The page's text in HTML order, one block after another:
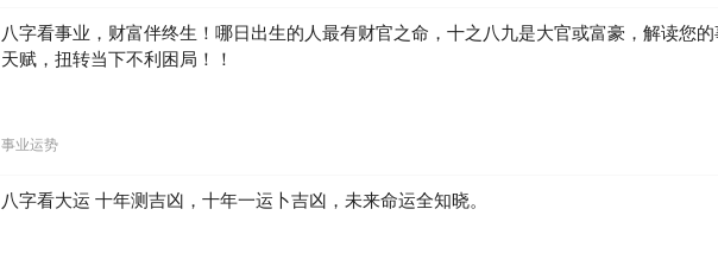
八字看事业，财富伴终生！哪日出生的人最有财官之命，十之八九是大官或富豪，解读您
天赋，扭转当下不利困局！！
事业运势
八字看大运 十年测吉凶，十年一运卜吉凶，未来命运全知晓。